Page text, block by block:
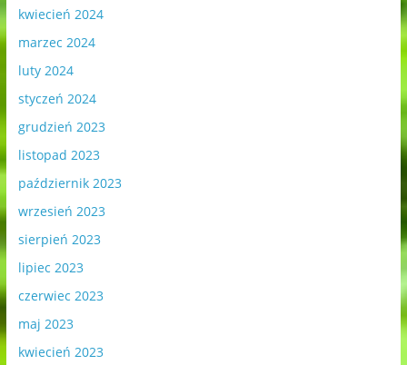
kwiecień 2024
marzec 2024
luty 2024
styczeń 2024
grudzień 2023
listopad 2023
październik 2023
wrzesień 2023
sierpień 2023
lipiec 2023
czerwiec 2023
maj 2023
kwiecień 2023